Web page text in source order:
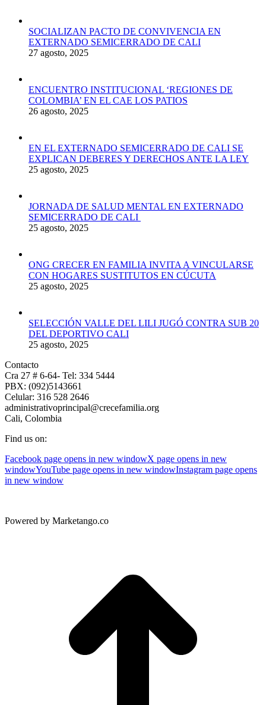
SOCIALIZAN PACTO DE CONVIVENCIA EN
EXTERNADO SEMICERRADO DE CALI
27 agosto, 2025
ENCUENTRO INSTITUCIONAL ‘REGIONES DE
COLOMBIA’ EN EL CAE LOS PATIOS
26 agosto, 2025
EN EL EXTERNADO SEMICERRADO DE CALI SE
EXPLICAN DEBERES Y DERECHOS ANTE LA LEY
25 agosto, 2025
JORNADA DE SALUD MENTAL EN EXTERNADO
SEMICERRADO DE CALI
25 agosto, 2025
ONG CRECER EN FAMILIA INVITA A VINCULARSE
CON HOGARES SUSTITUTOS EN CÚCUTA
25 agosto, 2025
SELECCIÓN VALLE DEL LILI JUGÓ CONTRA SUB 20
DEL DEPORTIVO CALI
25 agosto, 2025
Contacto
Cra 27 # 6-64- Tel: 334 5444
PBX: (092)5143661
Celular: 316 528 2646
administrativoprincipal@crecefamilia.org
Cali, Colombia
Find us on:
Facebook page opens in new windowX page opens in new
windowYouTube page opens in new windowInstagram page opens
in new window
Powered by Marketango.co